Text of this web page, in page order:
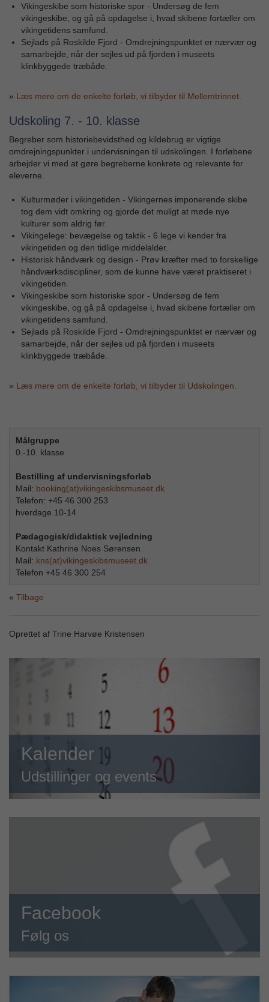
Vikingeskibe som historiske spor - Undersøg de fem
vikingeskibe, og gå på opdagelse i, hvad skibene fortæller om
vikingetidens samfund.
Sejlads på Roskilde Fjord - Omdrejningspunktet er nærvær og
samarbejde, når der sejles ud på fjorden i museets
klinkbyggede træbåde.
» Læs mere om de enkelte forløb, vi tilbyder til Mellemtrinnet.
Udskoling 7. - 10. klasse
Begreber som historiebevidsthed og kildebrug er vigtige
omdrejningspunkter i undervisningen til udskolingen. I forløbene
arbejder vi med at gøre begreberne konkrete og relevante for
eleverne.
Kulturmøder i vikingetiden - Vikingernes imponerende skibe
tog dem vidt omkring og gjorde det muligt at møde nye
kulturer som aldrig før.
Vikingelege: bevægelse og taktik - 6 lege vi kender fra
vikingetiden og den tidlige middelalder.
Historisk håndværk og design - Prøv kræfter med to forskellige
håndværksdiscipliner, som de kunne have været praktiseret i
vikingetiden.
Vikingeskibe som historiske spor - Undersøg de fem
vikingeskibe, og gå på opdagelse i, hvad skibene fortæller om
vikingetidens samfund.
Sejlads på Roskilde Fjord - Omdrejningspunktet er nærvær og
samarbejde, når der sejles ud på fjorden i museets
klinkbyggede træbåde.
» Læs mere om de enkelte forløb, vi tilbyder til Udskolingen.
Målgruppe
0.-10. klasse
Bestilling af undervisningsforløb
Mail: booking(at)vikingeskibsmuseet.dk
Telefon: +45 46 300 253
hverdage 10-14
Pædagogisk/didaktisk vejledning
Kontakt Kathrine Noes Sørensen
Mail: kns(at)vikingeskibsmuseet.dk
Telefon +45 46 300 254
Tilbage
Oprettet af Trine Harvøe Kristensen
Kalender
Udstillinger og events
Facebook
Følg os